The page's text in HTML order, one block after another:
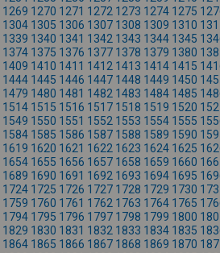
1269 1270 1271 1272 1273 1274 1275
1304 1305 1306 1307 1308 1309 1310
1339 1340 1341 1342 1343 1344 1345
1374 1375 1376 1377 1378 1379 1380
1409 1410 1411 1412 1413 1414 1415
1444 1445 1446 1447 1448 1449 1450
1479 1480 1481 1482 1483 1484 1485
1514 1515 1516 1517 1518 1519 1520
1549 1550 1551 1552 1553 1554 1555
1584 1585 1586 1587 1588 1589 1590
1619 1620 1621 1622 1623 1624 1625
1654 1655 1656 1657 1658 1659 1660
1689 1690 1691 1692 1693 1694 1695
1724 1725 1726 1727 1728 1729 1730
1759 1760 1761 1762 1763 1764 1765
1794 1795 1796 1797 1798 1799 1800
1829 1830 1831 1832 1833 1834 1835
1864 1865 1866 1867 1868 1869 1870